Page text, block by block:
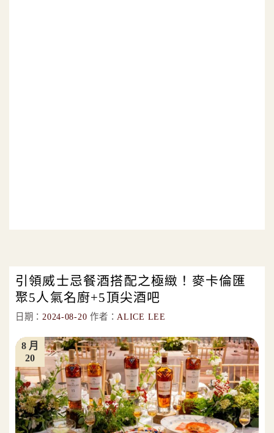
引領威士忌餐酒搭配之極緻！麥卡倫匯
聚5人氣名廚+5頂尖酒吧
日期： 2024-08-20 作者： ALICE LEE
20
8 月